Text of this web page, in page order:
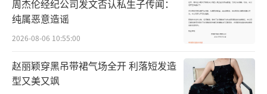
周杰伦经纪公司发文否认私生子传闻：
纯属恶意造谣
2026-08-06 10:55:00
赵丽颖穿黑吊带裙气场全开 利落短发造
型又美又飒